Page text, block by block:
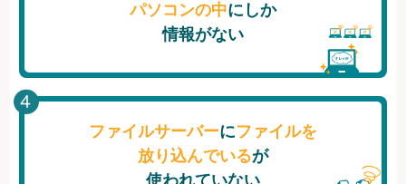
パソコンの中にしか
情報がない
ファイルサーバーにファイルを
放り込んでいるが
使われていない